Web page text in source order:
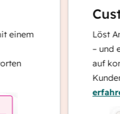
Löst
– und
auf
erfahren